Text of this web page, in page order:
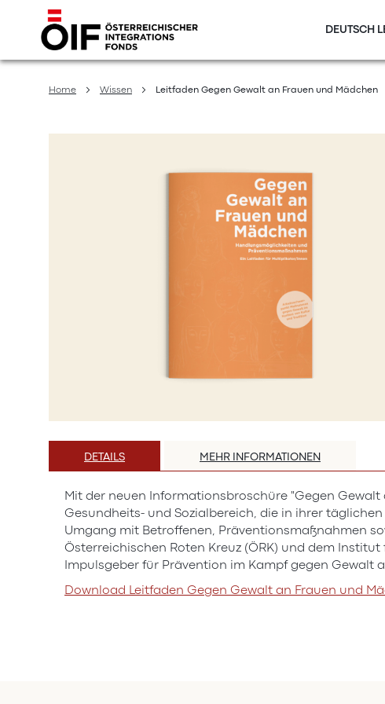
Direkt
zum
DEUTSCH
Home Wissen Leitfaden Gegen Gewalt an Frauen und Mädchen
springen
DETAILS
Mit der neuen Informationsbroschüre "Gegen
Gesundheits- und Sozialbereich, die in ihrer
Umgang mit Betroffenen, Präventionsmaßnahmen
Österreichischen Roten Kreuz (ÖRK) und dem
Impulsgeber für Prävention im Kampf gegen Gewalt
Download Leitfaden Gegen Gewalt an Frauen und
MEHR INFORMATIONEN